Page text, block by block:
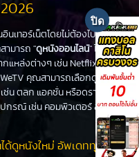
นเทอร์เน็ตโดยไม่ต้องไปโรง
ามารถ "ดูหนังออนไลน์" ได้ที่
แหล่งต่างๆ เช่น Netflix,
คุณสามารถเลือกดูหนัง
น ตลก แอคชั่น หรือดราม่า
กรณ์ เช่น คอมพิวเตอร์ สมา
ด้ดูหนังใหม่ อัพเดททุกวัน